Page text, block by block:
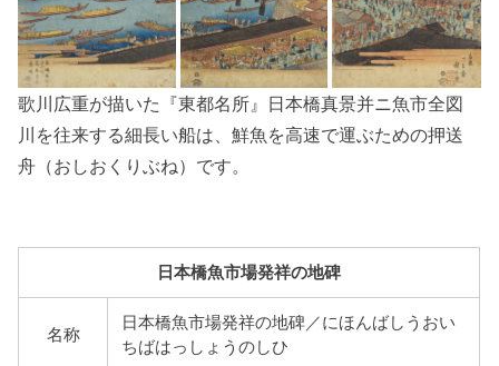
歌川広重が描いた『東都名所』日本橋真景并ニ魚市全図
川を往来する細長い船は、鮮魚を高速で運ぶための押送
舟（おしおくりぶね）です。
日本橋魚市場発祥の地碑
名称
日本橋魚市場発祥の地碑／にほんばしうおい
ちばはっしょうのしひ